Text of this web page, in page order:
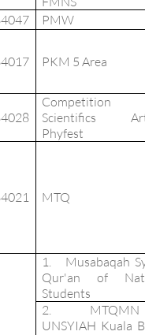
PMW
PKM 5 Area
Scientifics
Phyfest
MTQ
1. Musabaqah
Qur'an of
Students
2. MTQMN
UNSYIAH Kuala